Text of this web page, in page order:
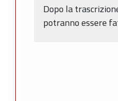
Dopo la
potranno essere